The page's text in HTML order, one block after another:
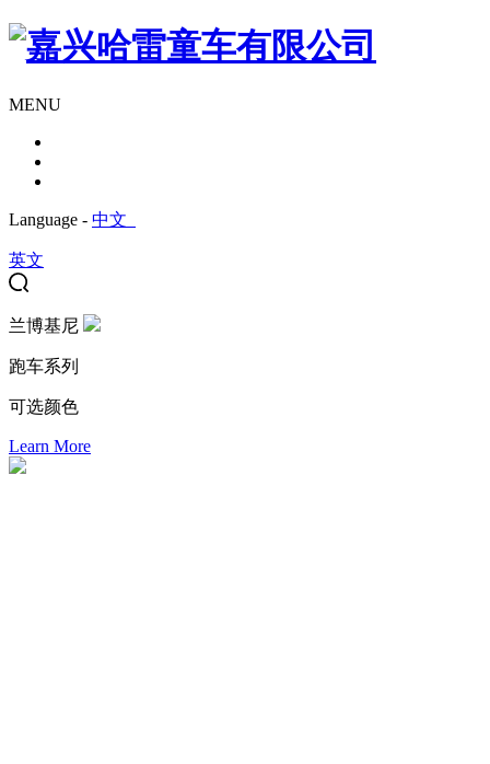
MENU
Language - 中文
英文
兰博基尼
跑车系列
可选颜色
Learn More